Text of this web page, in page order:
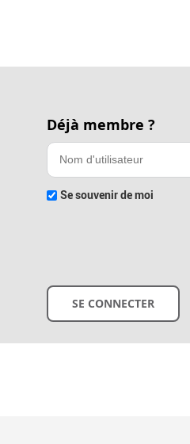
Déjà membre ?
Se souvenir de moi